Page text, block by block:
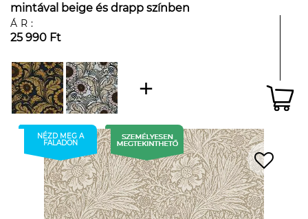
mintával beige és drapp színben
ÁR:
25 990 Ft
NÉZD MEG A
FALADON